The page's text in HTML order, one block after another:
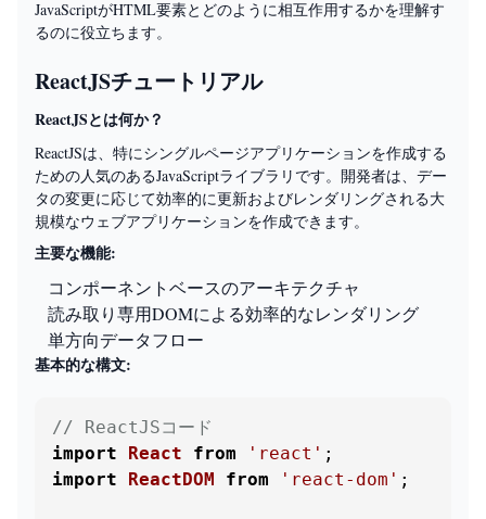
JavaScriptがHTML要素とどのように相互作用するかを理解す
るのに役立ちます。
ReactJSチュートリアル
ReactJSとは何か？
ReactJSは、特にシングルページアプリケーションを作成する
ための人気のあるJavaScriptライブラリです。開発者は、デー
タの変更に応じて効率的に更新およびレンダリングされる大
規模なウェブアプリケーションを作成できます。
主要な機能:
コンポーネントベースのアーキテクチャ
読み取り専用DOMによる効率的なレンダリング
単方向データフロー
基本的な構文:
// ReactJSコード
import
React from 'react'
import
ReactDOM from 'react-dom' ;